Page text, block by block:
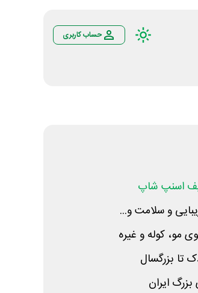
حساب کاربری
اسنپ شاپ
و سلامت و...
مو، کوله و غیره
تا بزرگسال
ایران